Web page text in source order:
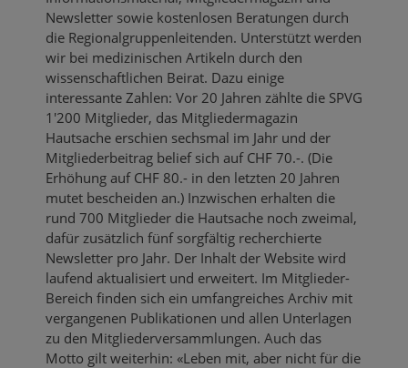
Newsletter sowie kostenlosen Beratungen durch
die Regionalgruppenleitenden. Unterstützt werden
wir bei medizinischen Artikeln durch den
wissenschaftlichen Beirat. Dazu einige
interessante Zahlen: Vor 20 Jahren zählte die SPVG
1'200 Mitglieder, das Mitgliedermagazin
Hautsache erschien sechsmal im Jahr und der
Mitgliederbeitrag belief sich auf CHF 70.-. (Die
Erhöhung auf CHF 80.- in den letzten 20 Jahren
mutet bescheiden an.) Inzwischen erhalten die
rund 700 Mitglieder die Hautsache noch zweimal,
dafür zusätzlich fünf sorgfältig recherchierte
Newsletter pro Jahr. Der Inhalt der Website wird
laufend aktualisiert und erweitert. Im Mitglieder-
Bereich finden sich ein umfangreiches Archiv mit
vergangenen Publikationen und allen Unterlagen
zu den Mitgliederversammlungen. Auch das
Motto gilt weiterhin: «Leben mit, aber nicht für die